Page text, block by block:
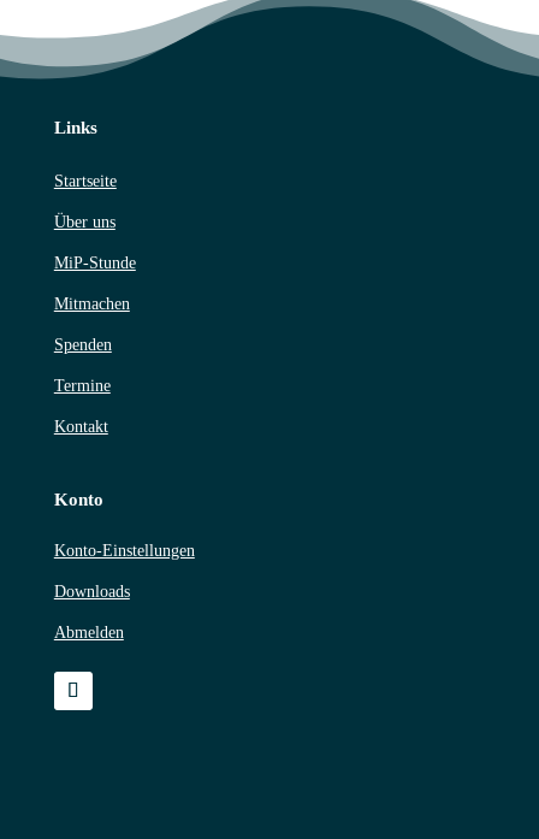
Links
Startseite
Über uns
MiP-Stunde
Mitmachen
Spenden
Termine
Kontakt
Konto
Konto-Einstellungen
Downloads
Abmelden